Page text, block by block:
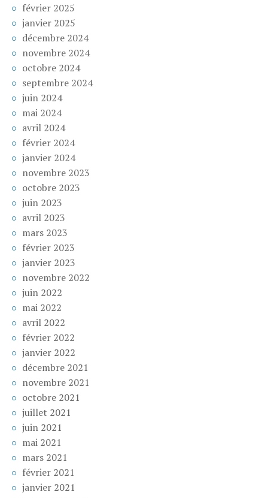
février 2025
janvier 2025
décembre 2024
novembre 2024
octobre 2024
septembre 2024
juin 2024
mai 2024
avril 2024
février 2024
janvier 2024
novembre 2023
octobre 2023
juin 2023
avril 2023
mars 2023
février 2023
janvier 2023
novembre 2022
juin 2022
mai 2022
avril 2022
février 2022
janvier 2022
décembre 2021
novembre 2021
octobre 2021
juillet 2021
juin 2021
mai 2021
mars 2021
février 2021
janvier 2021